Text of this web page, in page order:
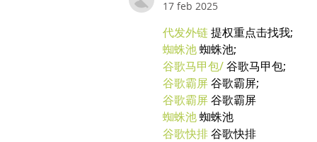
17 feb 2025
代发外链 提权重点击找我;
蜘蛛池 蜘蛛池;
谷歌马甲包/ 谷歌马甲包;
谷歌霸屏 谷歌霸屏;
谷歌霸屏 谷歌霸屏
蜘蛛池 蜘蛛池
谷歌快排 谷歌快排